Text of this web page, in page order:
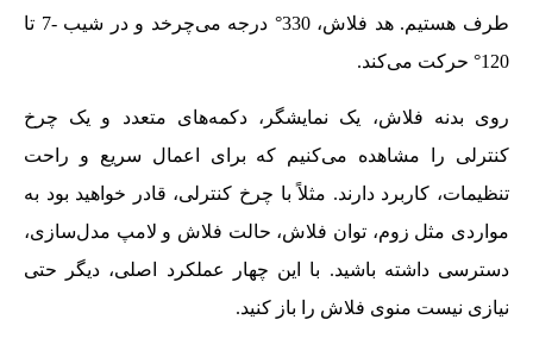
طرف هستیم. هد فلاش، 330° درجه می‌چرخد و در شیب -7 تا
120° حرکت می‌کند.
روی بدنه فلاش، یک نمایشگر، دکمه‌های متعدد و یک چرخ
کنترلی را مشاهده می‌کنیم که برای اعمال سریع و راحت
تنظیمات، کاربرد دارند. مثلاً با چرخ کنترلی، قادر خواهید بود به
مواردی مثل زوم، توان فلاش، حالت فلاش و لامپ مدل‌سازی،
دسترسی داشته باشید. با این چهار عملکرد اصلی، دیگر حتی
نیازی نیست منوی فلاش را باز کنید.